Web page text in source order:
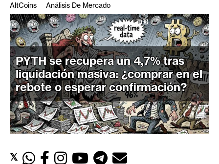
C
r
i
p
t
o
M
e
r
AltCoins Análisis De Mercado
PYTH se recupera un 4,7% tras
liquidación masiva: ¿comprar en el
rebote o esperar confirmación?
𝕏